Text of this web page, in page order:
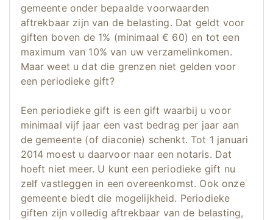
gemeente onder bepaalde voorwaarden
aftrekbaar zijn van de belasting. Dat geldt voor
giften boven de 1% (minimaal € 60) en tot een
maximum van 10% van uw verzamelinkomen.
Maar weet u dat die grenzen niet gelden voor
een periodieke gift?
Een periodieke gift is een gift waarbij u voor
minimaal vijf jaar een vast bedrag per jaar aan
de gemeente (of diaconie) schenkt. Tot 1 januari
2014 moest u daarvoor naar een notaris. Dat
hoeft niet meer. U kunt een periodieke gift nu
zelf vastleggen in een overeenkomst. Ook onze
gemeente biedt die mogelijkheid. Periodieke
giften zijn volledig aftrekbaar van de belasting,